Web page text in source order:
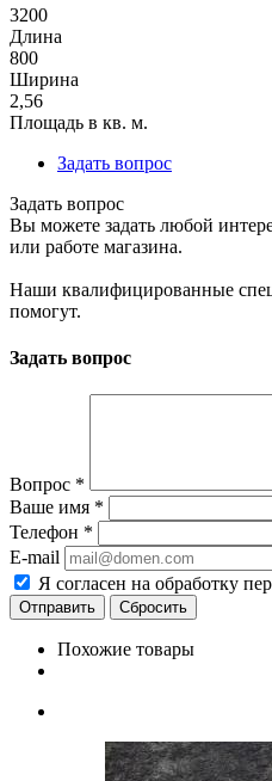
3200
Длина
800
Ширина
2,56
Площадь в кв. м.
Задать вопрос
Задать вопрос
Вы можете задать любой
или работе магазина.
Наши квалифицированные
помогут.
Задать вопрос
Вопрос *
Ваше имя *
Телефон *
E-mail
Я согласен на обработку
Сбросить
Похожие товары